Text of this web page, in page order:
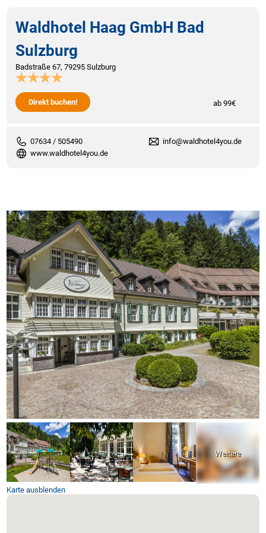
Waldhotel Haag GmbH Bad
Sulzburg
Badstraße 67, 79295 Sulzburg
Direkt buchen! ab 99€
07634 / 505490
info@waldhotel4you.de
www.waldhotel4you.de
Karte ausblenden